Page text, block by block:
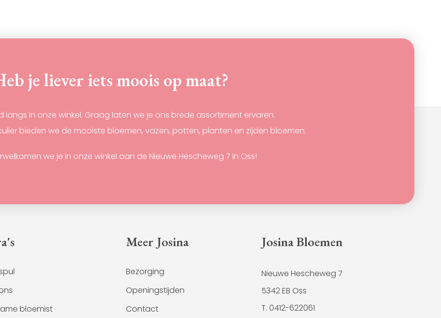
je liever iets moois op maat?
langs in onze winkel. Graag laten we je ons brede assortiment ervaren.
bieden we de mooiste bloemen, vazen, potten, planten en zijden bloemen.
we je in onze winkel aan de Nieuwe Hescheweg 7 in Oss!
bloemist
Meer Josina
Bezorging
Openingstijden
Contact
Josina Bloemen
Nieuwe Hescheweg 7
5342 EB Oss
T. 0412-622061